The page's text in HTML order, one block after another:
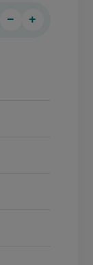
Persoon
−
Persoon
+